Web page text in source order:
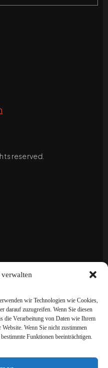
wir Technologien wie Cookies,
darauf zuzugreifen. Wenn Sie diesen
die Verarbeitung von Daten wie Ihrem
Wenn Sie nicht zustimmen
Funktionen beeinträchtigen.
reserved.